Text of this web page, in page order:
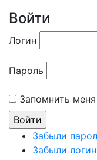
Войти
Логин
Пароль
Запомнить меня
Забыли
Забыли